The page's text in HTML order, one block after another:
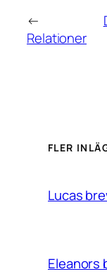
←
Relationer
FLER
Lucas
Eleanors